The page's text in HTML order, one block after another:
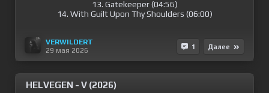
13. Gatekeeper (04:56)
14. With Guilt Upon Thy Shoulders (06:00)
VERWILDERT
29 мая 2026
1 Далее
HELVEGEN - V (2026)